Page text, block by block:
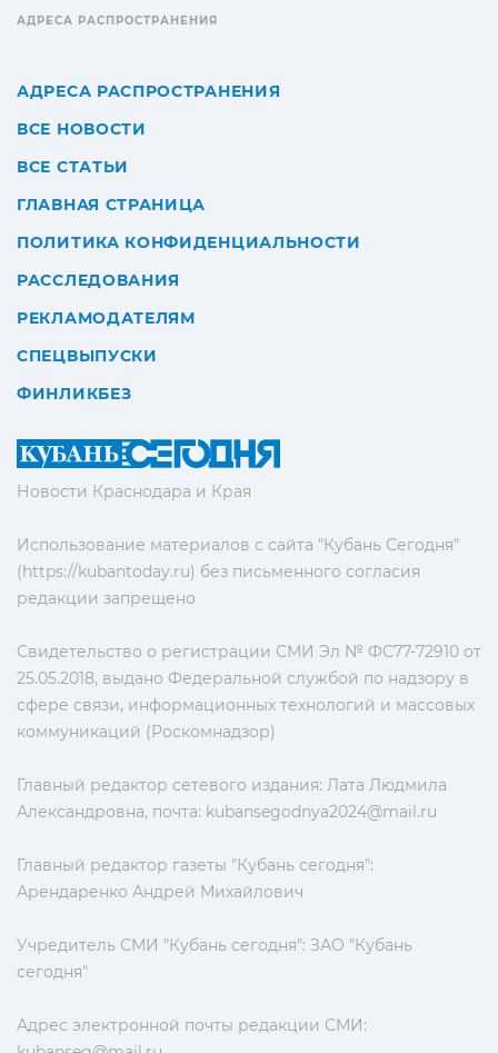
Новости Краснодара и Края
Использование материалов с сайта "Кубань Сегодня"
(https://kubantoday.ru) без письменного согласия
редакции запрещено
Свидетельство о регистрации СМИ Эл № ФС77-72910 от
25.05.2018, выдано Федеральной службой по надзору в
сфере связи, информационных технологий и массовых
коммуникаций (Роскомнадзор)
Главный редактор сетевого издания: Лата Людмила
Александровна, почта: kubansegodnya2024@mail.ru
Главный редактор газеты "Кубань сегодня":
Арендаренко Андрей Михайлович
Учредитель СМИ "Кубань сегодня": ЗАО "Кубань
сегодня"
Адрес электронной почты редакции СМИ:
АДРЕСА РАСПРОСТРАНЕНИЯ
АДРЕСА РАСПРОСТРАНЕНИЯ
ВСЕ НОВОСТИ
ВСЕ СТАТЬИ
ГЛАВНАЯ СТРАНИЦА
ПОЛИТИКА КОНФИДЕНЦИАЛЬНОСТИ
РАССЛЕДОВАНИЯ
РЕКЛАМОДАТЕЛЯМ
СПЕЦВЫПУСКИ
ФИНЛИКБЕЗ